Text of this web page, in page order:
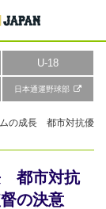
U-18
日本通運野球部
の成長 都市対抗優
都市対抗
の決意